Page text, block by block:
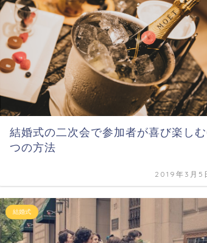
結婚式の二次会で参加者が喜び楽し
つの方法
2019年3月5
結婚式